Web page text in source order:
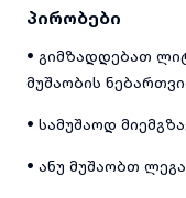
პირობები
• გიმზადდებათ
მუშაობის
• სამუშაოდ
• ანუ მუშაობთ